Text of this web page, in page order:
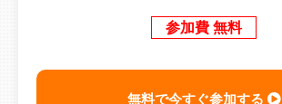
参加費 無料
無料で今すぐ参加する